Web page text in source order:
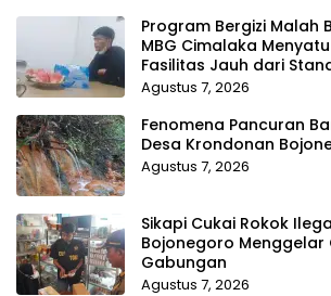
Program Bergizi Malah
MBG Cimalaka
Fasilitas Jauh dari
Agustus 7, 2026
Fenomena Pancuran
Desa Krondonan
Agustus 7, 2026
Sikapi Cukai Rokok
Bojonegoro Menggelar
Gabungan
Agustus 7, 2026